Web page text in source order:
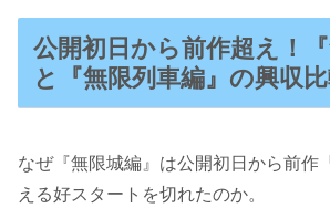
公開初日から前作超え！『
と『無限列車編』の興収
なぜ『無限城編』は公開初日から前作
える好スタートを切れたのか。